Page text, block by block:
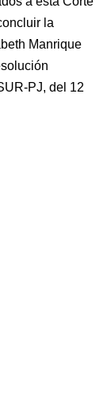
la
Manrique
PJ, del 12